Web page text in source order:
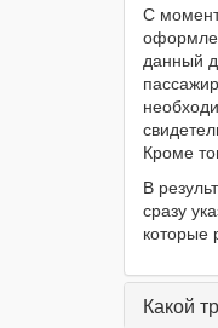
С
данный
Кроме
В
сразу
которые
Какой